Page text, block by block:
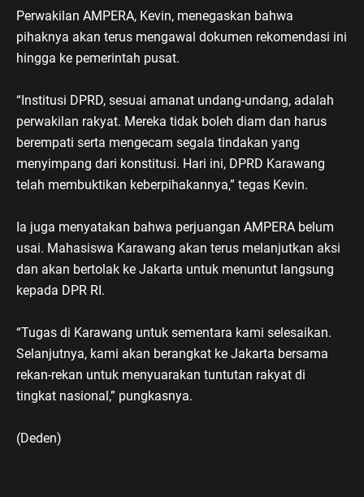
Perwakilan AMPERA, Kevin, menegaskan bahwa
pihaknya akan terus mengawal dokumen rekomendasi ini
hingga ke pemerintah pusat.
“Institusi DPRD, sesuai amanat undang-undang, adalah
perwakilan rakyat. Mereka tidak boleh diam dan harus
berempati serta mengecam segala tindakan yang
menyimpang dari konstitusi. Hari ini, DPRD Karawang
telah membuktikan keberpihakannya,” tegas Kevin.
Ia juga menyatakan bahwa perjuangan AMPERA belum
usai. Mahasiswa Karawang akan terus melanjutkan aksi
dan akan bertolak ke Jakarta untuk menuntut langsung
kepada DPR RI.
“Tugas di Karawang untuk sementara kami selesaikan.
Selanjutnya, kami akan berangkat ke Jakarta bersama
rekan-rekan untuk menyuarakan tuntutan rakyat di
tingkat nasional,” pungkasnya.
(Deden)